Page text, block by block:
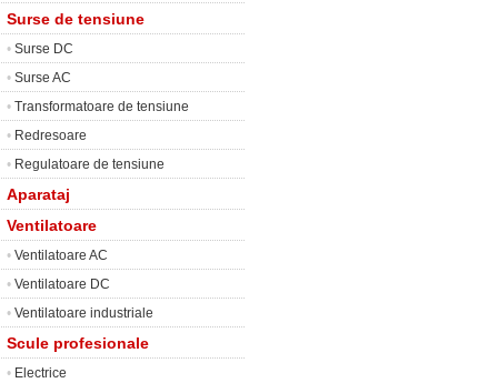
Surse de tensiune
• Surse DC
• Surse AC
• Transformatoare de tensiune
• Redresoare
• Regulatoare de tensiune
Aparataj
Ventilatoare
• Ventilatoare AC
• Ventilatoare DC
• Ventilatoare industriale
Scule profesionale
• Electrice